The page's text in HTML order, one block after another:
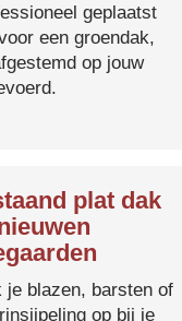
geplaatst
een groendak,
op jouw
plat dak
je blazen, barsten of
op bij je